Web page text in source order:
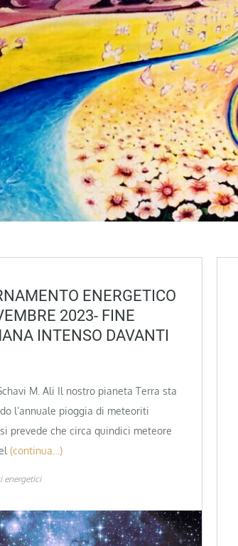
ENERGETICO
2023- FINE
INTENSO DAVANTI
M. Ali Il nostro pianeta Terra sta
l’annuale pioggia di meteoriti
si prevede che circa quindici meteore
(continua…)
energetici